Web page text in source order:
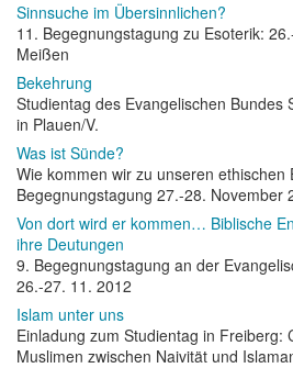
Sinnsuche im Übersinnlichen?
11. Begegnungstagung zu Esoterik:
Meißen
Bekehrung
Studientag des Evangelischen Bundes
in Plauen/V.
Was ist Sünde?
Wie kommen wir zu unseren ethischen
Begegnungstagung 27.-28. November
Von dort wird er kommen… Biblische
ihre Deutungen
9. Begegnungstagung an der
26.-27. 11. 2012
Islam unter uns
Einladung zum Studientag in Freiberg:
Muslimen zwischen Naivität und